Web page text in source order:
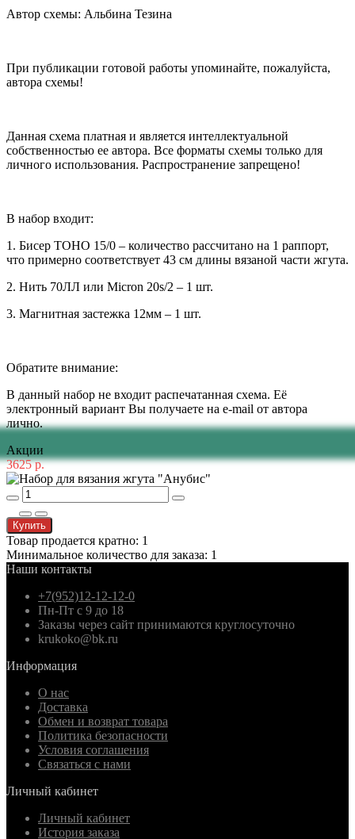
Автор схемы: Альбина Тезина
При публикации готовой работы упоминайте, пожалуйста,
автора схемы!
Данная схема платная и является интеллектуальной
собственностью ее автора. Все форматы схемы только для
личного использования. Распространение запрещено!
В набор входит:
1. Бисер TOHO 15/0 – количество рассчитано на 1 раппорт,
что примерно соответствует 43 см длины вязаной части жгута.
2. Нить 70ЛЛ или Micron 20s/2 – 1 шт.
3. Магнитная застежка 12мм – 1 шт.
Обратите внимание:
В данный набор не входит распечатанная схема. Её
электронный вариант Вы получаете на e-mail от автора
лично.
Акции
3625 р.
Купить
Товар продается кратно: 1
Минимальное количество для заказа: 1
Наши контакты
+7(952)12-12-12-0
Пн-Пт с 9 до 18
Заказы через сайт принимаются круглосуточно
krukoko@bk.ru
Информация
О нас
Доставка
Обмен и возврат товара
Политика безопасности
Условия соглашения
Связаться с нами
Личный кабинет
Личный кабинет
История заказа